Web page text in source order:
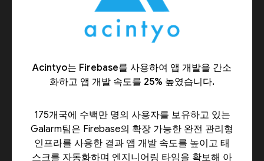
Acintyo는 Firebase를 사용하여 앱 개발을 간소
화하고 앱 개발 속도를 25% 높였습니다.
175개국에 수백만 명의 사용자를 보유하고 있는
Galarm팀은 Firebase의 확장 가능한 완전 관리형
인프라를 사용한 결과 앱 개발 속도를 높이고 태
스크를 자동화하며 엔지니어링 타임을 확보해 아